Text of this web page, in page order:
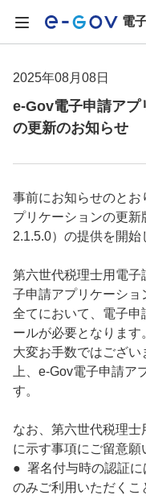
電
2025年08月08日
e-Gov電子申請アプ
の更新のお知らせ
事前にお知らせのと
プリケーションの更
2.1.5.0）の提供を開始
第六世代税理士用電
子申請アプリケーシ
全てにおいて、電子申
ールが必要となります
大変お手数ではござ
上、e-Gov電子申請ア
す。
なお、第六世代税理
に示す事項にご留意願
● 署名付与時の認証に
のみご利用いただくこ